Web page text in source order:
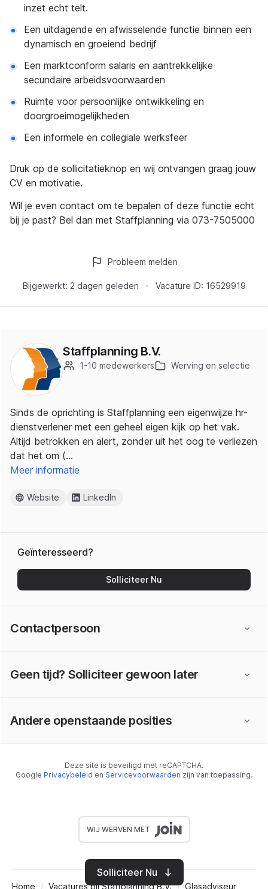
inzet echt telt.
Een uitdagende en afwisselende functie binnen een
dynamisch en groeiend bedrijf
Een marktconform salaris en aantrekkelijke
secundaire arbeidsvoorwaarden
Ruimte voor persoonlijke ontwikkeling en
doorgroeimogelijkheden
Een informele en collegiale werksfeer
Druk op de sollicitatieknop en wij ontvangen graag jouw
CV en motivatie.
Wil je even contact om te bepalen of deze functie echt
bij je past? Bel dan met Staffplanning via 073-7505000
Bijgewerkt: 2 dagen geleden Vacature ID: 16529919
Probleem melden
Staffplanning B.V.
1-10 medewerkers Werving en selectie
Sinds de oprichting is Staffplanning een eigenwijze hr-
dienstverlener met een geheel eigen kijk op het vak.
Altijd betrokken en alert, zonder uit het oog te verliezen
dat het om (…
Meer informatie
Website LinkedIn
Solliciteer Nu
Geïnteresseerd?
Solliciteer Nu
Contactpersoon
Geen tijd? Solliciteer gewoon later
Andere openstaande posities
Deze site is beveiligd met reCAPTCHA.
Google Privacybeleid en Servicevoorwaarden zijn van toepassing.
WIJ WERVEN MET
Home Vacatures bij Staffplanning B.V. Glasadviseur